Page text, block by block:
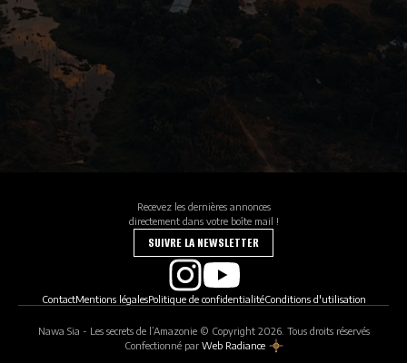
Recevez les dernières annonces
directement dans votre boîte mail !
SUIVRE LA NEWSLETTER
ContactMentions légalesPolitique de confidentialitéConditions d'utilisation
Nawa Sia - Les secrets de l’Amazonie © Copyright 2026. Tous droits réservés
Confectionné par Web Radiance